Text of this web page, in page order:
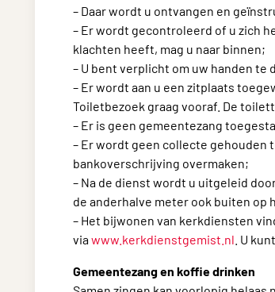
– Daar wordt u ontvangen en
– Er wordt gecontroleerd of u zich
klachten heeft, mag u naar binnen;
– U bent verplicht om uw handen
– Er wordt aan u een zitplaats
Toiletbezoek graag vooraf. De
– Er is geen gemeentezang
– Er wordt geen collecte gehouden
bankoverschrijving overmaken;
– Na de dienst wordt u uitgeleid
de anderhalve meter ook buiten op
– Het bijwonen van kerkdiensten
viawww.kerkdienstgemist.nl . U
Gemeentezang en koffie drinken